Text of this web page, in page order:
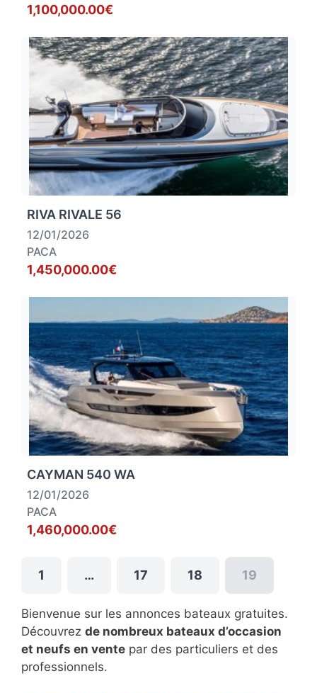
1,100,000.00€
RIVA RIVALE 56
12/01/2026
PACA
1,450,000.00€
CAYMAN 540 WA
12/01/2026
PACA
1,460,000.00€
1 … 17 18 19
Bienvenue sur les annonces bateaux gratuites.
Découvrez de nombreux bateaux d’occasion
et neufs en vente par des particuliers et des
professionnels.